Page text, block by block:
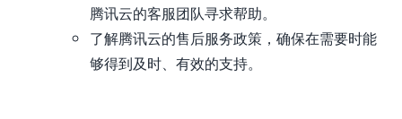
腾讯云的客服团队寻求帮助。
了解腾讯云的售后服务政策，确保在需要时能
够得到及时、有效的支持。